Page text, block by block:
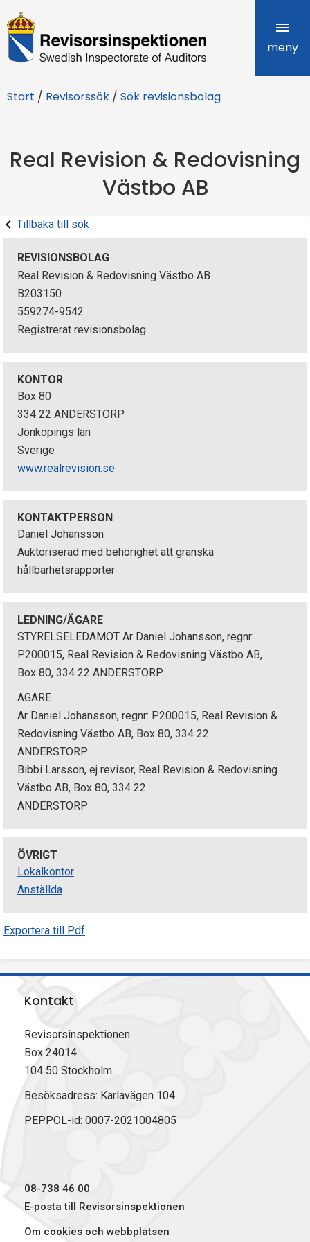
R
e
i
o
s
n
p
o
e
n
meny
Start / Revisorssök / Sök revisionsbolag
Real Revision & Redovisning
Västbo AB
Tillbaka till sök
REVISIONSBOLAG
Real Revision & Redovisning Västbo AB
B203150
559274-9542
Registrerat revisionsbolag
KONTOR
Box 80
334 22 ANDERSTORP
Jönköpings län
Sverige
www.realrevision.se
KONTAKTPERSON
Daniel Johansson
Auktoriserad med behörighet att granska
hållbarhetsrapporter
LEDNING/ÄGARE
STYRELSELEDAMOT Ar Daniel Johansson, regnr:
P200015, Real Revision & Redovisning Västbo AB,
Box 80, 334 22 ANDERSTORP
ÄGARE
Ar Daniel Johansson, regnr: P200015, Real Revision &
Redovisning Västbo AB, Box 80, 334 22
ANDERSTORP
Bibbi Larsson, ej revisor, Real Revision & Redovisning
Västbo AB, Box 80, 334 22
ANDERSTORP
ÖVRIGT
Lokalkontor
Anställda
Exportera till Pdf
Kontakt
Revisorsinspektionen
Box 24014
104 50 Stockholm
Besöksadress: Karlavägen 104
PEPPOL-id: 0007-2021004805
08-738 46 00
E-posta till Revisorsinspektionen
Om cookies och webbplatsen